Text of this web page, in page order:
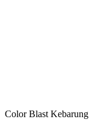
Color Blast Kebarung